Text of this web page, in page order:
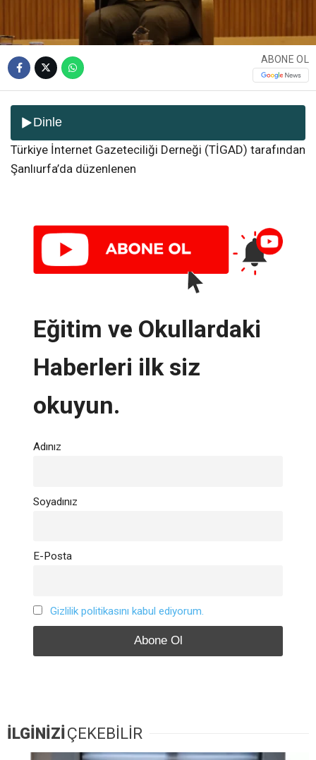
ABONE OL
Dinle
Türkiye İnternet Gazeteciliği Derneği (TİGAD) tarafından
Şanlıurfa’da düzenlenen
Eğitim ve Okullardaki
Haberleri ilk siz
okuyun.
Adınız
Soyadınız
E-Posta
Gizlilik politikasını kabul ediyorum.
İLGİNİZİÇEKEBİLİR